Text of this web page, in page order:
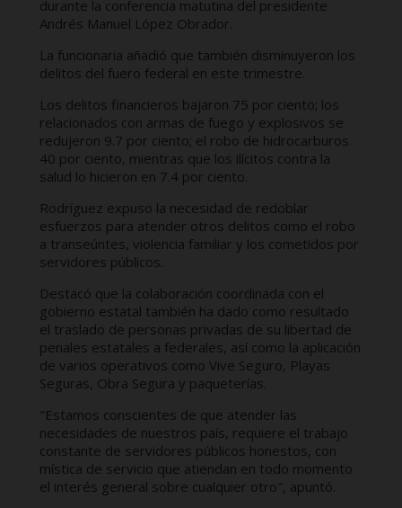
durante la conferencia matutina del presidente
Andrés Manuel López Obrador.
La funcionaria añadió que también disminuyeron los
delitos del fuero federal en este trimestre.
Los delitos financieros bajaron 75 por ciento; los
relacionados con armas de fuego y explosivos se
redujeron 9.7 por ciento; el robo de hidrocarburos
40 por ciento, mientras que los ilícitos contra la
salud lo hicieron en 7.4 por ciento.
Rodríguez expuso la necesidad de redoblar
esfuerzos para atender otros delitos como el robo
a transeúntes, violencia familiar y los cometidos por
servidores públicos.
Destacó que la colaboración coordinada con el
gobierno estatal también ha dado como resultado
el traslado de personas privadas de su libertad de
penales estatales a federales, así como la aplicación
de varios operativos como Vive Seguro, Playas
Seguras, Obra Segura y paqueterías.
"Estamos conscientes de que atender las
necesidades de nuestros país, requiere el trabajo
constante de servidores públicos honestos, con
mística de servicio que atiendan en todo momento
el interés general sobre cualquier otro", apuntó.